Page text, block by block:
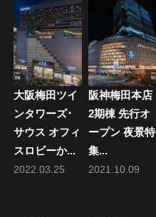
大阪梅田ツイ
ンタワーズ･
サウス オフィ
スロビーか...
2022.03.25
阪神梅田本店
2期棟 先行オ
ープン 夜景特
集...
2021.10.09